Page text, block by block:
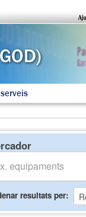
resultats per